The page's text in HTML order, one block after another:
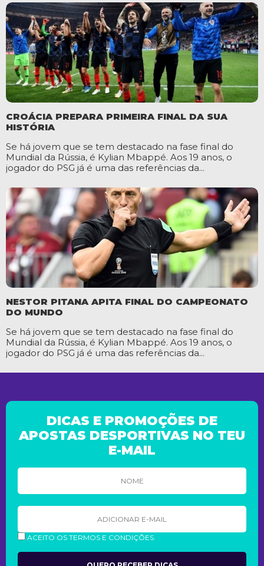
CROÁCIA PREPARA PRIMEIRA FINAL DA SUA
HISTÓRIA
Se há jovem que se tem destacado na fase final do
Mundial da Rússia, é Kylian Mbappé. Aos 19 anos, o
jogador do PSG já é uma das referências da...
NESTOR PITANA APITA FINAL DO CAMPEONATO
DO MUNDO
Se há jovem que se tem destacado na fase final do
Mundial da Rússia, é Kylian Mbappé. Aos 19 anos, o
jogador do PSG já é uma das referências da...
DICAS E PROMOÇÕES DE
APOSTAS DESPORTIVAS NO TEU
E-MAIL
ACEITO OS TERMOS E CONDIÇÕES.